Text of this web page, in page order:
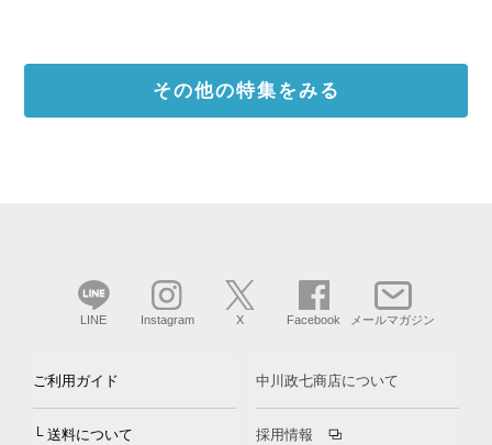
その他の特集をみる
LINE Instagram X Facebook メールマガジン
ご利用ガイド
└ 送料について
中川政七商店について
採用情報